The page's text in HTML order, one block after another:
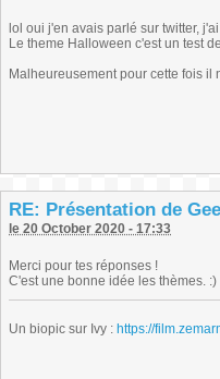
lol oui j'en avais parlé sur twitter,
Le theme Halloween c'est un test
Malheureusement pour cette fois
RE: Présentation de
le 20 October 2020 - 17:33
Merci pour tes réponses !
C'est une bonne idée les thèmes. :)
Un biopic sur Ivy : https://